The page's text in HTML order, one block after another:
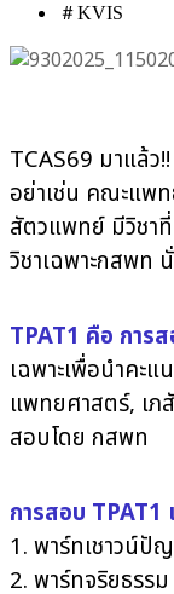
＃KVIS
TCAS69 มาแล้ว
อย่าเช่น คณะแพ
สัตวแพทย์ มีวิชา
วิชาเฉพาะกสพท
TPAT1 คือ การ
เฉพาะเพื่อนำคะ
แพทยศาสตร์, เภ
สอบโดย กสพท
การสอบ
1. พาร์ทเชาวน์ปั
2. พาร์ทจริยธรรม